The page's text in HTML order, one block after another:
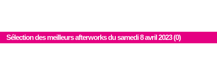
Sélection des meilleurs afterworks du samedi 8 avril 2023 (0)